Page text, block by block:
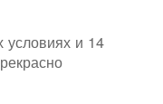
и 14